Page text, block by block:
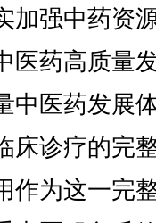
强中药资
医药高质量
中医药发展
床诊疗的完
作为这一完